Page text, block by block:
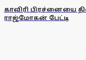
காவிரி பிரச்னையை
ராஜ்மோகன் பேட்டி